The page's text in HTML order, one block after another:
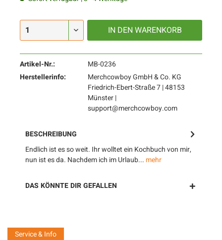
IN DEN WARENKORB
Artikel-Nr.:
MB-0236
Herstellerinfo:
Merchcowboy GmbH & Co. KG
Friedrich-Ebert-Straße 7 | 48153
Münster |
support@merchcowboy.com
BESCHREIBUNG
Endlich ist es so weit. Ihr wolltet ein Kochbuch von mir,
nun ist es da. Nachdem ich im Urlaub... mehr
DAS KÖNNTE DIR GEFALLEN
Service & Info